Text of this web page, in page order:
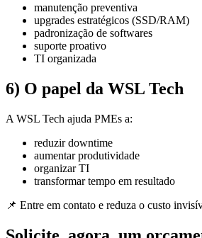
manutenção preventiva
upgrades estratégicos (SSD/RAM)
padronização de softwares
suporte proativo
TI organizada
6) O papel da WSL Tech
A WSL Tech ajuda PMEs a:
reduzir downtime
aumentar produtividade
organizar TI
transformar tempo em resultado
📌 Entre em contato e reduza o custo